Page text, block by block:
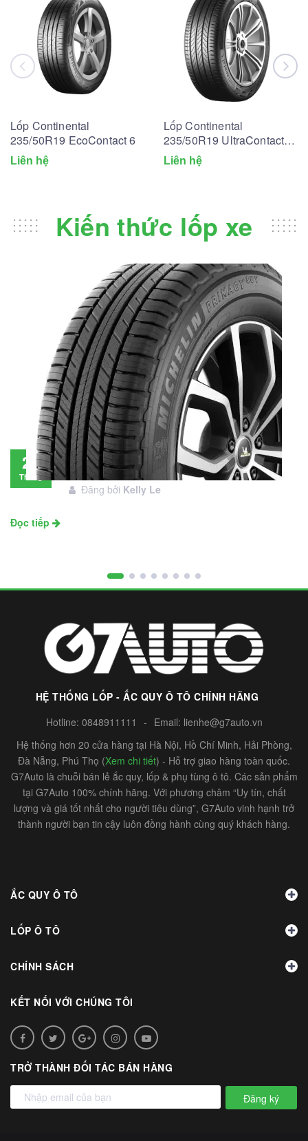
Lốp Continental
235/50R19 EcoContact 6
Liên hệ
Lốp Continental
235/50R19 UltraContact
UC6
Liên hệ
Kiến thức lốp xe
28
Tháng
Đánh giá lốp Michelin Primacy SUV: Đáng
đầu tư không?
Đăng bởi Kelly Le
Đọc tiếp
HỆ THỐNG LỐP - ẮC QUY Ô TÔ CHÍNH HÃNG
Hotline: 0848911111 - Email: lienhe@g7auto.vn
Hệ thống hơn 20 cửa hàng tại Hà Nội, Hồ Chí Minh, Hải Phòng,
Đà Nẵng, Phú Thọ (Xem chi tiết) - Hỗ trợ giao hàng toàn quốc.
G7Auto là chuỗi bán lẻ ắc quy, lốp & phụ tùng ô tô. Các sản phẩm
tại G7Auto 100% chính hãng. Với phương châm “Uy tín, chất
lượng và giá tốt nhất cho người tiêu dùng”, G7Auto vinh hạnh trở
thành người bạn tin cậy luôn đồng hành cùng quý khách hàng.
ẮC QUY Ô TÔ
LỐP Ô TÔ
CHÍNH SÁCH
KẾT NỐI VỚI CHÚNG TÔI
TRỞ THÀNH ĐỐI TÁC BÁN HÀNG
Đăng ký